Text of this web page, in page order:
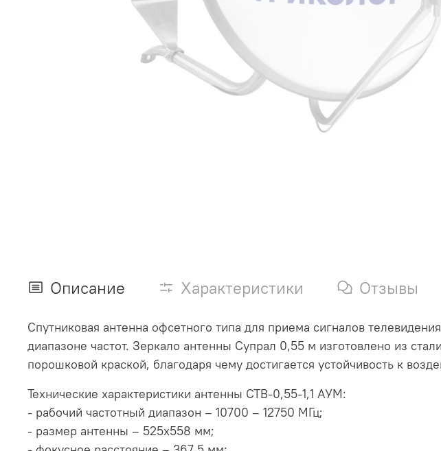
Описание Характеристики Отзывы
Спутниковая антенна офсетного типа для приема сигналов
диапазоне частот. Зеркало антенны Супрал 0,55 м изготовлено из
порошковой краской, благодаря чему достигается устойчивость к
Технические характеристики антенны CTB-0,55-1,1 АУМ:
- рабочий частотный диапазон – 10700 – 12750 МГц;
- размер антенны – 525х558 мм;